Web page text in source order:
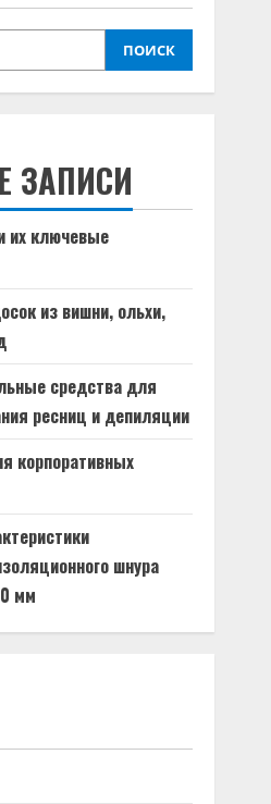
ПОИСК
ЗАПИСИ
их ключевые
из вишни, ольхи,
средства для
ресниц и депиляции
корпоративных
шнура
мм